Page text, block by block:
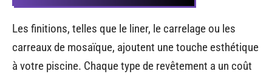
Les finitions, telles que le liner, le carrelage ou les
carreaux de mosaïque, ajoutent une touche esthétique
à votre piscine. Chaque type de revêtement a un coût